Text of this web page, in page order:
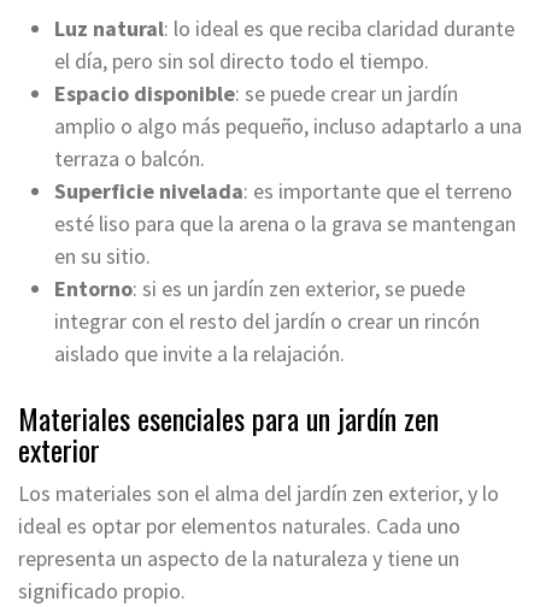
Luz natural: lo ideal es que reciba claridad durante
el día, pero sin sol directo todo el tiempo.
Espacio disponible: se puede crear un jardín
amplio o algo más pequeño, incluso adaptarlo a una
terraza o balcón.
Superficie nivelada: es importante que el terreno
esté liso para que la arena o la grava se mantengan
en su sitio.
Entorno: si es un jardín zen exterior, se puede
integrar con el resto del jardín o crear un rincón
aislado que invite a la relajación.
Materiales esenciales para un jardín zen
exterior
Los materiales son el alma del jardín zen exterior, y lo
ideal es optar por elementos naturales. Cada uno
representa un aspecto de la naturaleza y tiene un
significado propio.